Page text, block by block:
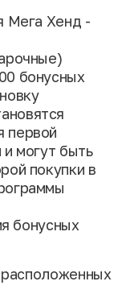
Мега Хенд -
бонусных
первой
и могут быть
покупки в
бонусных